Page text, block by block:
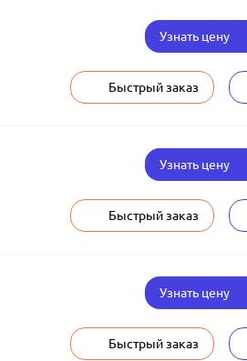
Узнать цену
Быстрый заказ
Узнать цену
Быстрый заказ
Узнать цену
Быстрый заказ